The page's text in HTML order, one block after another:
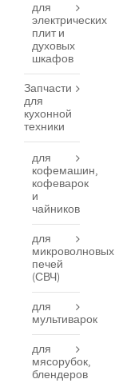
для
электрических
плит и
духовых
шкафов
Запчасти
для
кухонной
техники
для
кофемашин,
кофеварок
и
чайников
для
микроволновых
печей
(СВЧ)
для
мультиварок
для
мясорубок,
блендеров